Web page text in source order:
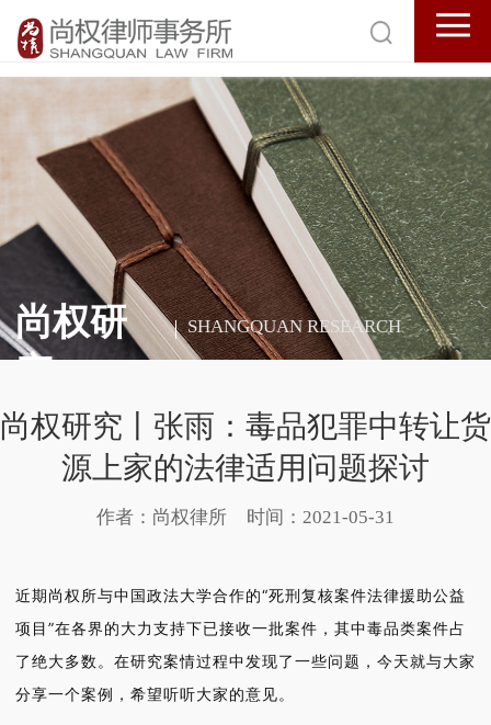
尚权研
究
SHANGQUAN RESEARCH
尚权研究丨张雨：毒品犯罪中转让货
源上家的法律适用问题探讨
作者：尚权律所 时间：2021-05-31
近期尚权所与中国政法大学合作的“死刑复核案件法律援助公益
项目”在各界的大力支持下已接收一批案件，其中毒品类案件占
了绝大多数。在研究案情过程中发现了一些问题，今天就与大家
分享一个案例，希望听听大家的意见。